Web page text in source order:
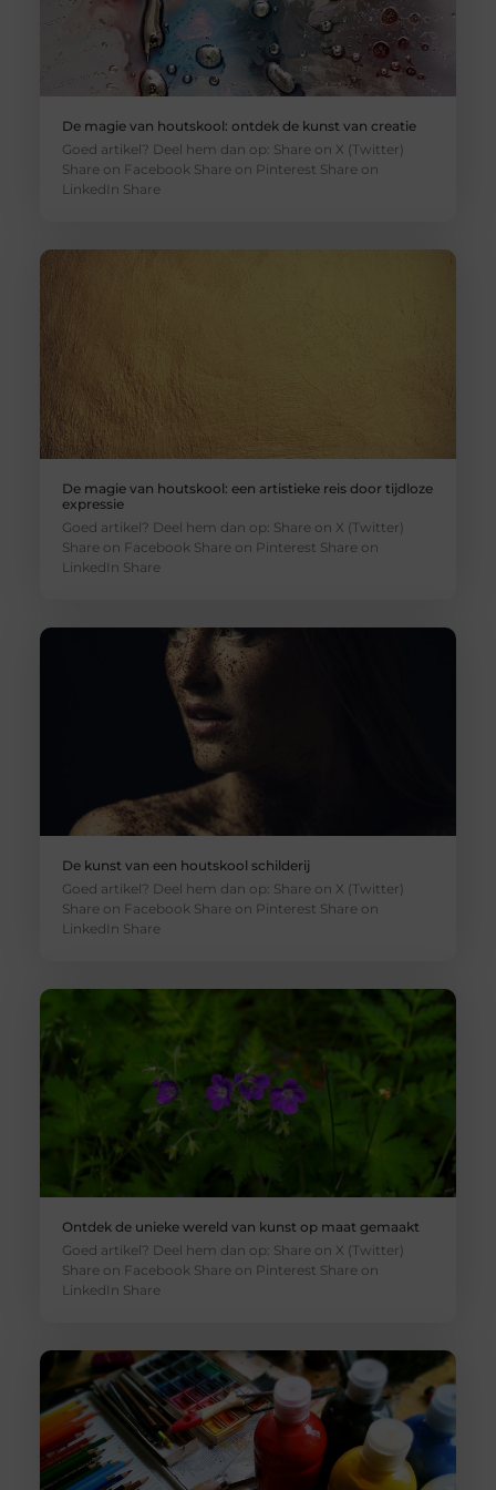
De magie van houtskool: ontdek de kunst van creatie
Goed artikel? Deel hem dan op: Share on X (Twitter)
Share on Facebook Share on Pinterest Share on
LinkedIn Share
De magie van houtskool: een artistieke reis door tijdloze
expressie
Goed artikel? Deel hem dan op: Share on X (Twitter)
Share on Facebook Share on Pinterest Share on
LinkedIn Share
De kunst van een houtskool schilderij
Goed artikel? Deel hem dan op: Share on X (Twitter)
Share on Facebook Share on Pinterest Share on
LinkedIn Share
Ontdek de unieke wereld van kunst op maat gemaakt
Goed artikel? Deel hem dan op: Share on X (Twitter)
Share on Facebook Share on Pinterest Share on
LinkedIn Share